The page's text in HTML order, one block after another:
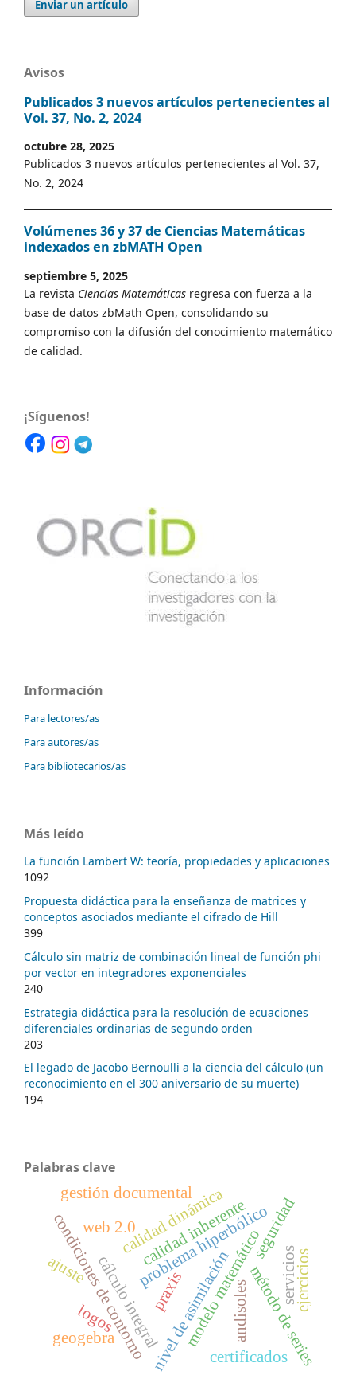
Enviar un artículo
Avisos
Publicados 3 nuevos artículos pertenecientes al
Vol. 37, No. 2, 2024
octubre 28, 2025
Publicados 3 nuevos artículos pertenecientes al Vol. 37,
No. 2, 2024
Volúmenes 36 y 37 de Ciencias Matemáticas
indexados en zbMATH Open
septiembre 5, 2025
La revista Ciencias Matemáticas regresa con fuerza a la
base de datos zbMath Open, consolidando su
compromiso con la difusión del conocimiento matemático
de calidad.
¡Síguenos!
Información
Para lectores/as
Para autores/as
Para bibliotecarios/as
Más leído
La función Lambert W: teoría, propiedades y aplicaciones
1092
Propuesta didáctica para la enseñanza de matrices y
conceptos asociados mediante el cifrado de Hill
399
Cálculo sin matriz de combinación lineal de función phi
por vector en integradores exponenciales
240
Estrategia didáctica para la resolución de ecuaciones
diferenciales ordinarias de segundo orden
203
El legado de Jacobo Bernoulli a la ciencia del cálculo (un
reconocimiento en el 300 aniversario de su muerte)
194
Palabras clave
nivel de asimilación
cálculo integral
problema hiperbólico
condiciones de contorno modelo matemático
andisoles
calidad inherente
calidad dinámica
web 2.0
logos
praxis método de series
seguridad
servicios
certificados
geogebra
ejercicios
gestión documental
ajuste